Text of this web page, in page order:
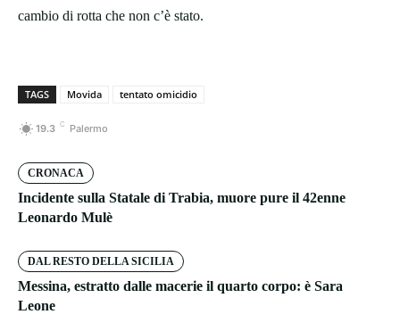
cambio di rotta che non c’è stato.
TAGS Movida tentato omicidio
19.3 C Palermo
CRONACA
Incidente sulla Statale di Trabia, muore pure il 42enne
Leonardo Mulè
DAL RESTO DELLA SICILIA
Messina, estratto dalle macerie il quarto corpo: è Sara
Leone